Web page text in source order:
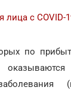
лица с COVID-
по